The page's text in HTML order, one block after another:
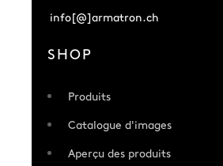
info[@]armatron.ch
SHOP
Produits
Catalogue d'images
Aperçu des produits